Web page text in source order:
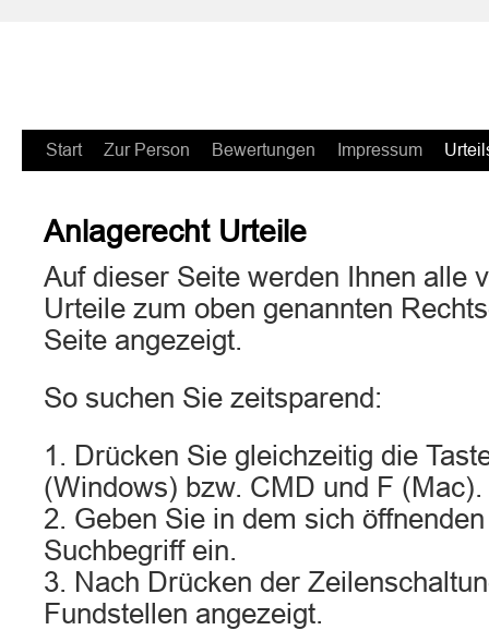
Zum
springen
Start Zur Person Bewertungen Impressum
Anlagerecht Urteile
Auf dieser Seite werden Ihnen alle
Urteile zum oben genannten
Seite angezeigt.
So suchen Sie zeitsparend:
1. Drücken Sie gleichzeitig die
(Windows) bzw. CMD und F (Mac).
2. Geben Sie in dem sich
Suchbegriff ein.
3. Nach Drücken der
Fundstellen angezeigt.